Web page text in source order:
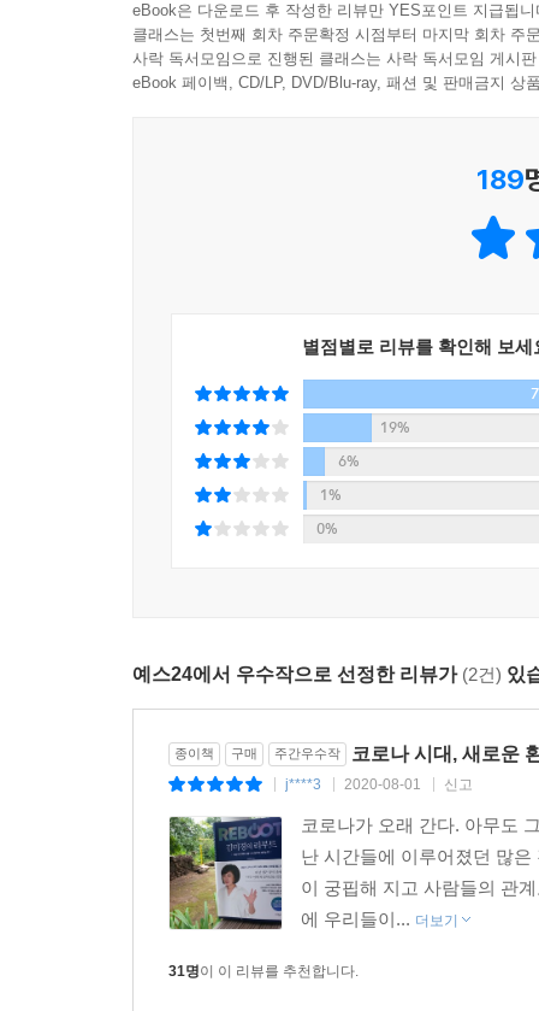
해 도약의 기회로 삼는 것은 불가능하다. 그동안
가기 위해서는 내 꿈을 다시 확인할 필요가 있다.
--- Part 3 「나를 살리는 ‘리부트 시나리오’를 써라
우리를 공포에 떨게 했다. 인간의 육체적 능력은
으로 국가가 규제를 해서라도 속도 조절을 고려
게 시간을 줘야 한다는 얘기다. 그만큼 4차 산업
--- Part 4 「‘뉴 러너’가 되어야 일자리를 구한다」
이미 인생의 절반을 지나온 나도 지금의 상황을
들은 얼마나 억울하고 답답할까. 2019년에 10대
“왜 한정된 자원을 마구 쓰고 돌려놓을 대책도 없
도 눈을 감고 아무런 조치도 취하지 않는 정부와
으면 자신들이 살아갈 미래가 지옥이 될 것임을 너
따뜻한 말 한마디를 해줄 수 있었으면 좋겠다. 물
말로 이 코로나 시대에 우리를 가장 인간답게 만
삶의 현장에서 애쓰고 있을 당신을, 온 마음을 다
--- Part 5「공존의 철학자 ‘뉴 휴면’이 미래를 구한다」 중
코로나로 강의 수입 ‘0원’이 된 국민강사 김미경,
일과 가정과 회사를 살리는 인생 설계법을 쓰다
이후로 지금껏 오프라인 강의 수입이 ‘0원’이다.
지새우던 그녀는 결국 코로나 위기를 건너는 해
공부하고 연구해 깨닫게 된 인사이트를 말이
이해하는 법, 코로나 이후 세상의 ‘바뀐 생존 공
마인드에 이르기까지 우리의 일상을 아우르는 혜
“나는 이 낯선 세상과 내 인생을 연결해 ‘그렇다
믿고, ‘나’를 변화시켜, ‘나’를 성장하게 만드는
적용할 수 있는 개인의 변화에 관한 현실적인 솔
코로나로 지친 사람들에게 다시 일어날 수 있
시작하려는 사람들에게는 그 어떤 미래 전망서보
코로나로 멈춘 내 직업과 가게와 회사를 다시 일으
바뀐 세상의 질서로 들어가는 도전의 구호, 리부트
★★위기 시에는 부자들만 돈 번다고?
★★바뀐 생존 공식을 내 일과 삶에 적용하라
eBook은 다운로드 후 작성한 리뷰만 YES포인트 지급됩니
클래스는 첫번째 회차 주문확정 시점부터 마지막 회차 주
사락 독서모임으로 진행된 클래스는 사락 독서모임 게시
eBook 페이백, CD/LP, DVD/Blu-ray, 패션 및 판매금지 상
189
별점별로 리뷰를 확인해 보세
19%
6%
1%
0%
예스24에서 우수작으로 선정한 리뷰가 (2건) 있
종이책 구매 주간우수작 코로나 시대, 새로운
j****3 2020-08-01 신고
코로나가 오래 간다. 아무도
난 시간들에 이루어졌던 많
이 궁핍해 지고 사람들의 관
에 우리들이... 더보기
31명이 이 리뷰를 추천합니다.